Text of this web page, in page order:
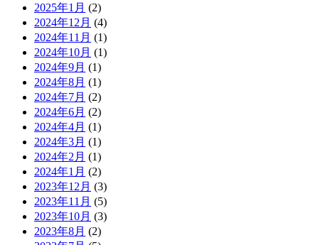
2025年1月 (2)
2024年12月 (4)
2024年11月 (1)
2024年10月 (1)
2024年9月 (1)
2024年8月 (1)
2024年7月 (2)
2024年6月 (2)
2024年4月 (1)
2024年3月 (1)
2024年2月 (1)
2024年1月 (2)
2023年12月 (3)
2023年11月 (5)
2023年10月 (3)
2023年8月 (2)